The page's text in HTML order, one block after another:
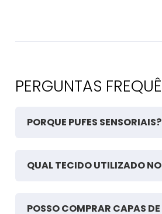
PERGUNTAS
PORQUE PUFES SENSORIAIS?
QUAL TECIDO UTILIZADO
POSSO COMPRAR CAPAS